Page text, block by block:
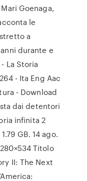
Goenaga,
le
a
durante e
La Storia
- Ita Eng Aac
- Download
dai detentori
infinita 2
GB. 14 ago.
Titolo
II: The Next